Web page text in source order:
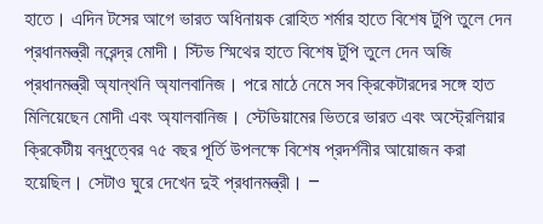
হাতে। এদিন টসের আগে ভারত অধিনায়ক রোহিত শর্মার হাতে বিশেষ টুপি তুলে দেন
প্রধানমন্ত্রী নরেন্দ্র মোদী। স্টিভ স্মিথের হাতে বিশেষ টুপি তুলে দেন অজি
প্রধানমন্ত্রী অ্যান্থনি অ্যালবানিজ। পরে মাঠে নেমে সব ক্রিকেটারদের সঙ্গে হাত
মিলিয়েছেন মোদী এবং অ্যালবানিজ। স্টেডিয়ামের ভিতরে ভারত এবং অস্ট্রেলিয়ার
ক্রিকেটীয় বন্ধুত্বের ৭৫ বছর পূর্তি উপলক্ষে বিশেষ প্রদর্শনীর আয়োজন করা
হয়েছিল। সেটাও ঘুরে দেখেন দুই প্রধানমন্ত্রী। –